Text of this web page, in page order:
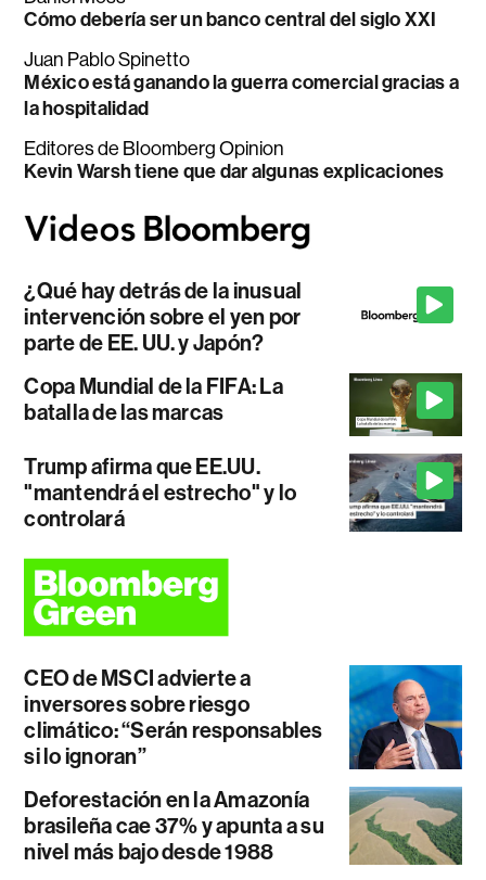
Cómo debería ser un banco central del siglo XXI
Juan Pablo Spinetto
México está ganando la guerra comercial gracias a
la hospitalidad
Editores de Bloomberg Opinion
Kevin Warsh tiene que dar algunas explicaciones
¿Qué hay detrás de la inusual
intervención sobre el yen por
parte de EE. UU. y Japón?
Copa Mundial de la FIFA: La
batalla de las marcas
Trump afirma que EE.UU.
"mantendrá el estrecho" y lo
controlará
CEO de MSCI advierte a
inversores sobre riesgo
climático: “Serán responsables
si lo ignoran”
Deforestación en la Amazonía
brasileña cae 37% y apunta a su
nivel más bajo desde 1988